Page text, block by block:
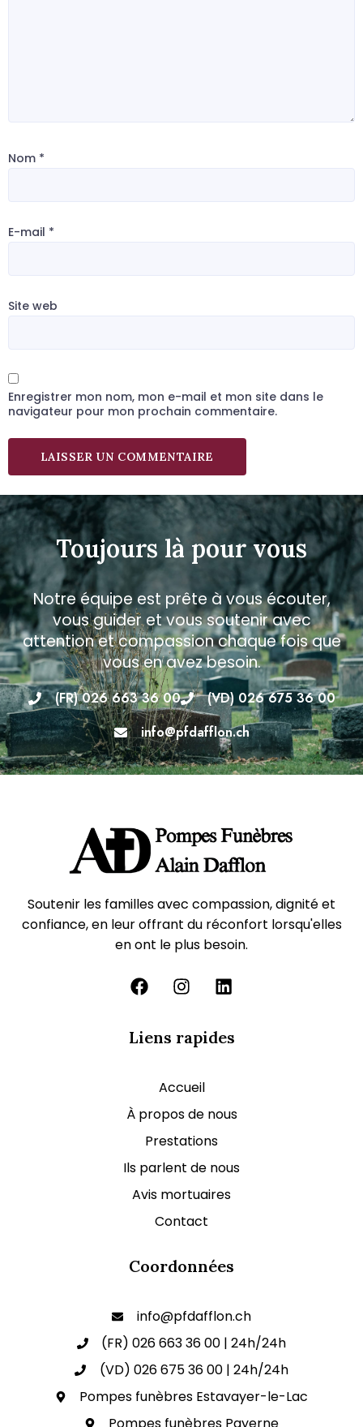
Nom *
E-mail *
Site web
Enregistrer mon nom, mon e-mail et mon site dans le
navigateur pour mon prochain commentaire.
Toujours là pour vous
Notre équipe est prête à vous écouter,
vous guider et vous soutenir avec
attention et compassion chaque fois que
vous en avez besoin.
(FR) 026 663 36 00
(VD) 026 675 36 00
info@pfdafflon.ch
Soutenir les familles avec compassion, dignité et
confiance, en leur offrant du réconfort lorsqu'elles
en ont le plus besoin.
Liens rapides
Accueil
À propos de nous
Prestations
Ils parlent de nous
Avis mortuaires
Contact
Coordonnées
info@pfdafflon.ch
(FR) 026 663 36 00 | 24h/24h
(VD) 026 675 36 00 | 24h/24h
Pompes funèbres Estavayer-le-Lac